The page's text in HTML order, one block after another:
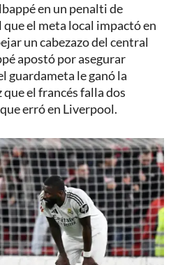
en un penalti de
el meta local impactó en
un cabezazo del central
apostó por asegurar
guardameta le ganó la
que el francés falla dos
erró en Liverpool.